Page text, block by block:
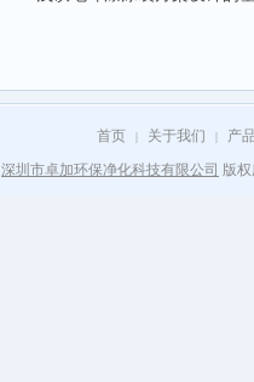
首页 | 关于我们 |
产
深圳市卓加环保净化科技有限公司 版